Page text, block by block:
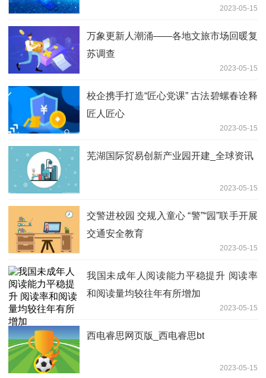
2023-05-15
万象更新人潮涌——各地文旅市场回暖复
苏调查
2023-05-15
校企携手打造“匠心党课” 古法碧螺春诠释
匠人匠心
2023-05-15
芜湖国际贸易创新产业园开建_全球资讯
2023-05-15
交警进校园 交规入童心 “警”“园”联手开展
交通安全教育
2023-05-15
我国未成年人阅读能力平稳提升 阅读率
和阅读量均较往年有所增加
2023-05-15
西电睿思网页版_西电睿思bt
2023-05-15